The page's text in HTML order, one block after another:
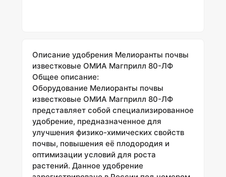
Описание удобрения Мелиоранты почвы
известковые ОМИА Магприлл 80-ЛФ
Общее описание:
Оборудование Мелиоранты почвы
известковые ОМИА Магприлл 80-ЛФ
представляет собой специализированное
удобрение, предназначенное для
улучшения физико-химических свойств
почвы, повышения её плодородия и
оптимизации условий для роста
растений. Данное удобрение